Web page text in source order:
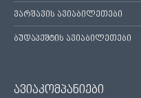
ვარშავის ავიაბილეთები
ბუდაპეშტის ავიაბილეთები
ავიაკომპანიები